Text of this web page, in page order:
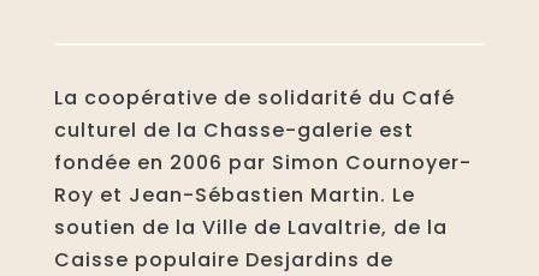
La coopérative de solidarité du Café
culturel de la Chasse-galerie est
fondée en 2006 par Simon Cournoyer-
Roy et Jean-Sébastien Martin. Le
soutien de la Ville de Lavaltrie, de la
Caisse populaire Desjardins de